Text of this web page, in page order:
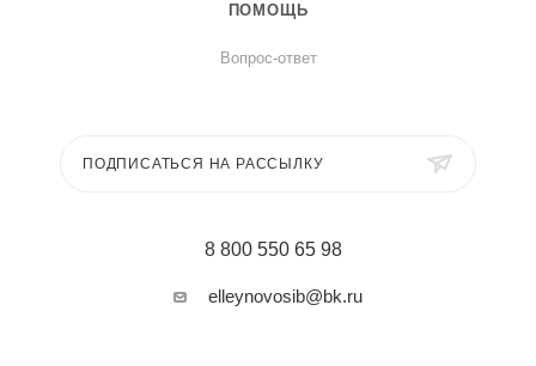
ПОМОЩЬ
Вопрос-ответ
ПОДПИСАТЬСЯ НА РАССЫЛКУ
8 800 550 65 98
elleynovosib@bk.ru